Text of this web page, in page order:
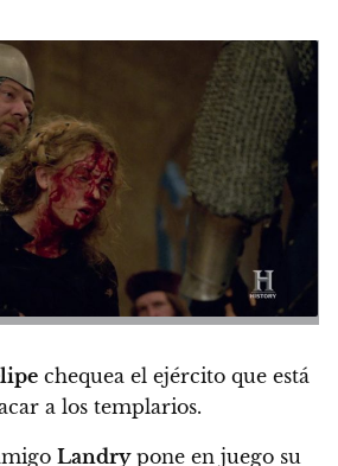
chequea el ejército que está
a los templarios.
Landrypone en juego su